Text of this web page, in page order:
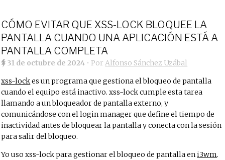
CÓMO EVITAR QUE XSS-LOCK BLOQUEE LA
PANTALLA CUANDO UNA APLICACIÓN ESTÁ A
PANTALLA COMPLETA
31 de octubre de 2024 • PorAlfonso Sánchez Uzábal
xss-lockes un programa que gestiona el bloqueo de pantalla
cuando el equipo está inactivo. xss-lock cumple esta tarea
llamando a un bloqueador de pantalla externo, y
comunicándose con el login manager que define el tiempo de
inactividad antes de bloquear la pantalla y conecta con la sesión
para salir del bloqueo.
Yo uso xss-lock para gestionar el bloqueo de pantalla eni3wm.